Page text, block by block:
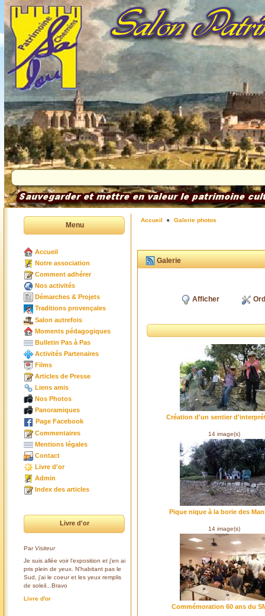
Menu
Accueil
Notre association
Comment adhérer
Nos activités
Démarches & Projets
Traditions provençales
Salon autrefois
Moments pédagogiques
Bulletin Pas à Pas
Activités Partenaires
Films
Articles de Presse
Liens amis
Nos Photos
Panoramiques
Page Facebook
Commentaires
Mentions légales
Contact
Livre d'or
Admin
Index des articles
Livre d'or
Par Visiteur
Je suis allée voir l'exposition et j'en ai
pris plein de yeux. N'habitant pas le
Sud, j'ai le coeur et les yeux remplis
de soleil...Bravo
Livre d'or
Accueil Galerie photos
Galerie
Afficher
Création d'un sentier
14 image(s)
Pique nique à la borie des
14 image(s)
Commémoration 60 ans du